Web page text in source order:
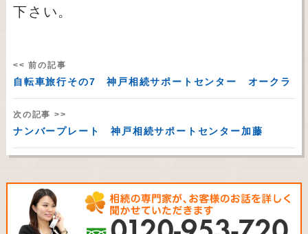
下さい。
<< 前の記事
自転車旅行その7 神戸相続サポートセンター オークラ
次の記事 >>
ナンバープレート 神戸相続サポートセンター加藤